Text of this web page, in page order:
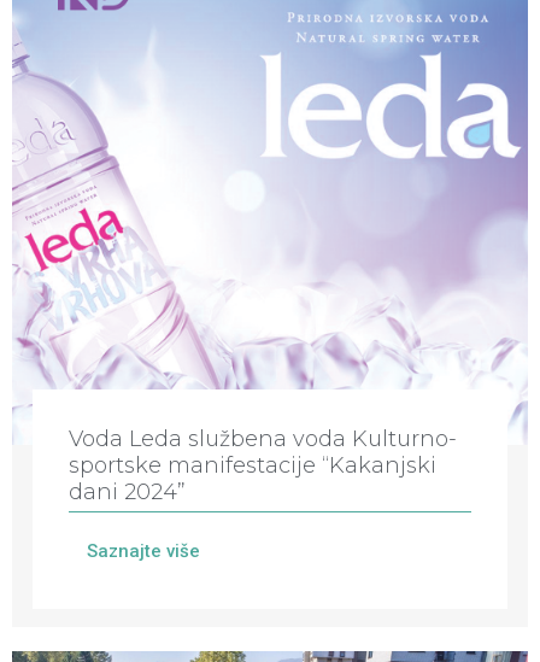
Voda Leda službena voda Kulturno-
sportske manifestacije “Kakanjski
dani 2024”
Saznajte više